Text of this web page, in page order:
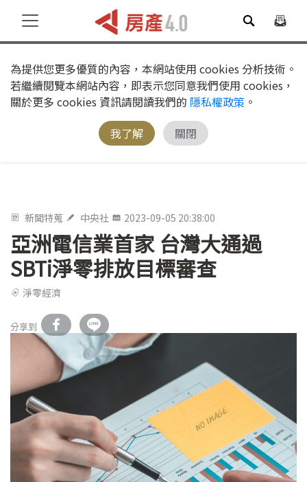
為提供您更多優質的內容，本網站使用 cookies 分析技術。
若繼續閱覽本網站內容，即表示您同意我們使用 cookies，
關於更多 cookies 資訊請閱讀我們的 隱私權政策 。
我了解
關閉
新聞特蒐 中央社 2023-09-05 20:38:00
亞洲電信業首家 台灣大通過
SBTi淨零排放目標審查
淨零經濟
分享到